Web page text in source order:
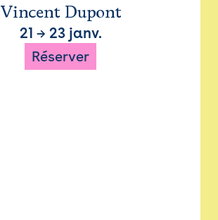
Vincent Dupont
21 → 23 janv.
Réserver